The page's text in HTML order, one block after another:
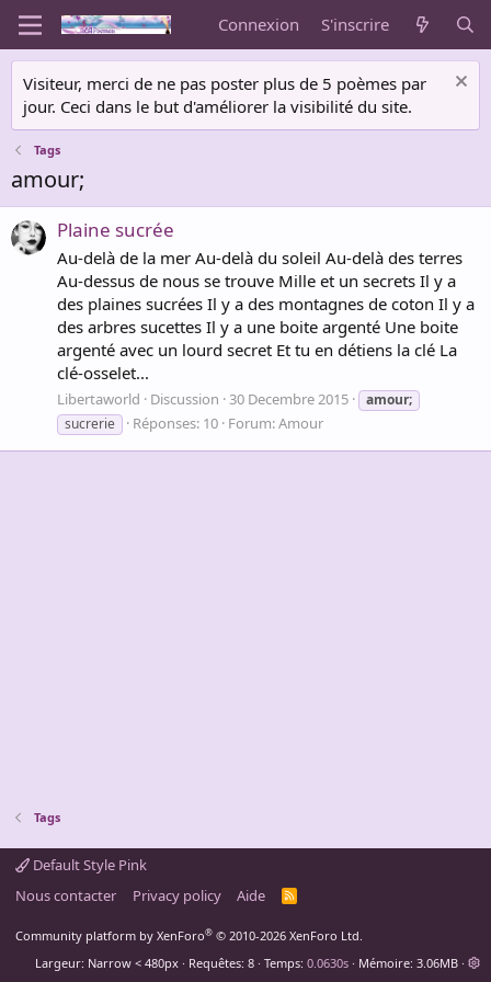
Connexion S'inscrire
Visiteur, merci de ne pas poster plus de 5 poèmes par
jour. Ceci dans le but d'améliorer la visibilité du site.
Tags
amour;
Plaine sucrée
Au-delà de la mer Au-delà du soleil Au-delà des terres
Au-dessus de nous se trouve Mille et un secrets Il y a
des plaines sucrées Il y a des montagnes de coton Il y a
des arbres sucettes Il y a une boite argenté Une boite
argenté avec un lourd secret Et tu en détiens la clé La
clé-osselet...
Libertaworld Discussion 30 Decembre 2015
amour;
sucrerie
Réponses: 10 Forum:Amour
Tags
Default Style Pink
Nous contacter
Privacy policy Aide
R
Community platform by XenForo® © 2010-2026 XenForo Ltd.
Largeur
Requêtes 8 Temps 0.0630s Mémoire 3.06MB